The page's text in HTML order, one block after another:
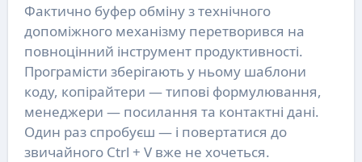
Фактично буфер обміну з технічного
допоміжного механізму перетворився на
повноцінний інструмент продуктивності.
Програмісти зберігають у ньому шаблони
коду, копірайтери — типові формулювання,
менеджери — посилання та контактні дані.
Один раз спробуєш — і повертатися до
звичайного Ctrl + V вже не хочеться.